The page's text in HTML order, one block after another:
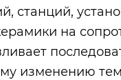
станций,
на
изменению